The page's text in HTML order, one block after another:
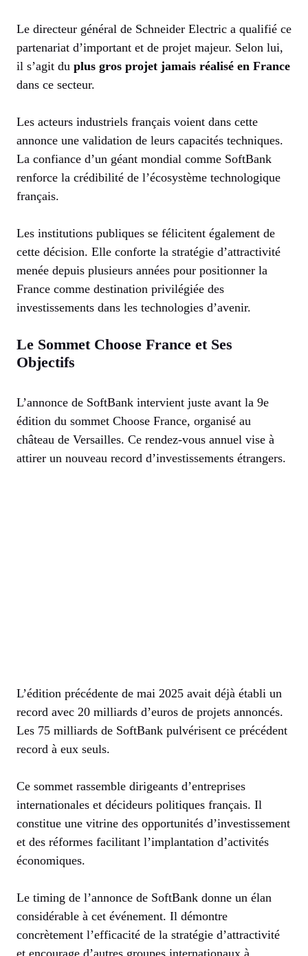
Le directeur général de Schneider Electric a qualifié ce
partenariat d’important et de projet majeur. Selon lui,
il s’agit du plus gros projet jamais réalisé en France
dans ce secteur.
Les acteurs industriels français voient dans cette
annonce une validation de leurs capacités techniques.
La confiance d’un géant mondial comme SoftBank
renforce la crédibilité de l’écosystème technologique
français.
Les institutions publiques se félicitent également de
cette décision. Elle conforte la stratégie d’attractivité
menée depuis plusieurs années pour positionner la
France comme destination privilégiée des
investissements dans les technologies d’avenir.
Le Sommet Choose France et Ses
Objectifs
L’annonce de SoftBank intervient juste avant la 9e
édition du sommet Choose France, organisé au
château de Versailles. Ce rendez-vous annuel vise à
attirer un nouveau record d’investissements étrangers.
L’édition précédente de mai 2025 avait déjà établi un
record avec 20 milliards d’euros de projets annoncés.
Les 75 milliards de SoftBank pulvérisent ce précédent
record à eux seuls.
Ce sommet rassemble dirigeants d’entreprises
internationales et décideurs politiques français. Il
constitue une vitrine des opportunités d’investissement
et des réformes facilitant l’implantation d’activités
économiques.
Le timing de l’annonce de SoftBank donne un élan
considérable à cet événement. Il démontre
concrètement l’efficacité de la stratégie d’attractivité